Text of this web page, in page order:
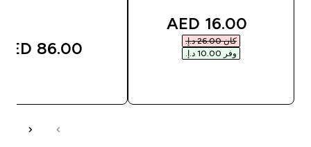
discounted price
16.00 AED‎
كان ‏26.00 د.إ.‏‎
وفر ‏10.00 د.إ.‏‎
86.00 AED‎